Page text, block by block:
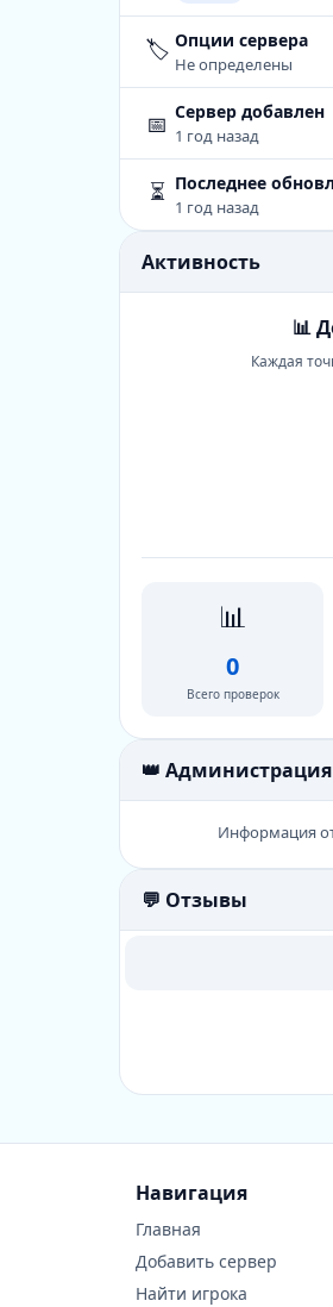
🏷️ Опции сервера
Не определены
📅 Сервер добавлен
1 год назад
⏳ Последнее
1 год назад
Активность
📊
Каждая
📊
0
Всего проверок
👑 Администрация
Информация
💬 Отзывы
Навигация
Главная
Добавить сервер
Найти игрока